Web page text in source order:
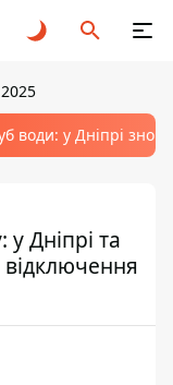
води: у Дніпрі
Дніпрі та
відключення